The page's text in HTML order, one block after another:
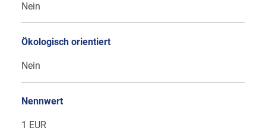
Nein
Ökologisch orientiert
Nein
Nennwert
1 EUR